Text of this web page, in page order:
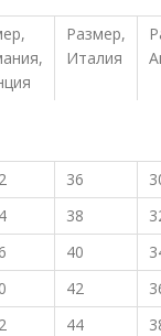
Размер,
Италия
36
38
40
42
44